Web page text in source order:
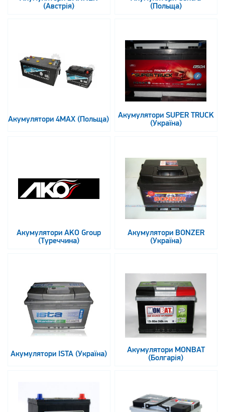
(Австрія)
(Польща)
Акумулятори 4MAX (Польща)
Акумулятори SUPER TRUCK
(Україна)
Акумулятори AKO Group
(Туреччина)
Акумулятори BONZER
(Україна)
Акумулятори ISTA (Україна)
Акумулятори MONBAT
(Болгарія)